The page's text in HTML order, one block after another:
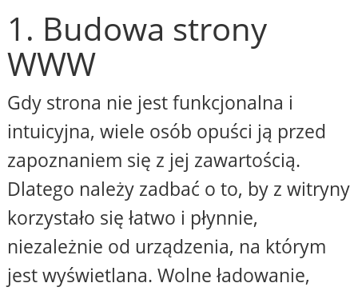
1. Budowa strony
WWW
Gdy strona nie jest funkcjonalna i
intuicyjna, wiele osób opuści ją przed
zapoznaniem się z jej zawartością.
Dlatego należy zadbać o to, by z witryny
korzystało się łatwo i płynnie,
niezależnie od urządzenia, na którym
jest wyświetlana. Wolne ładowanie,